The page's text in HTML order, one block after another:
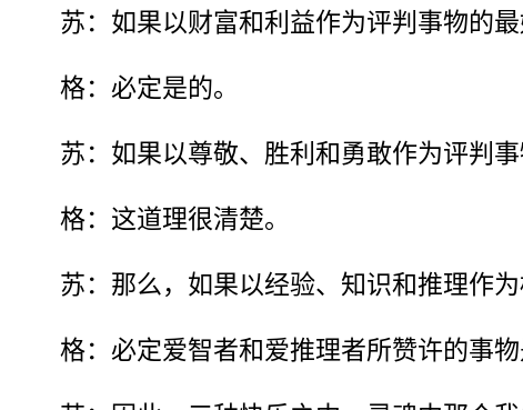
苏：如果以财富和利益作为评判事物的
格：必定是的。
苏：如果以尊敬、胜利和勇敢作为评判
格：这道理很清楚。
苏：那么，如果以经验、知识和推理作为
格：必定爱智者和爱推理者所赞许的事物